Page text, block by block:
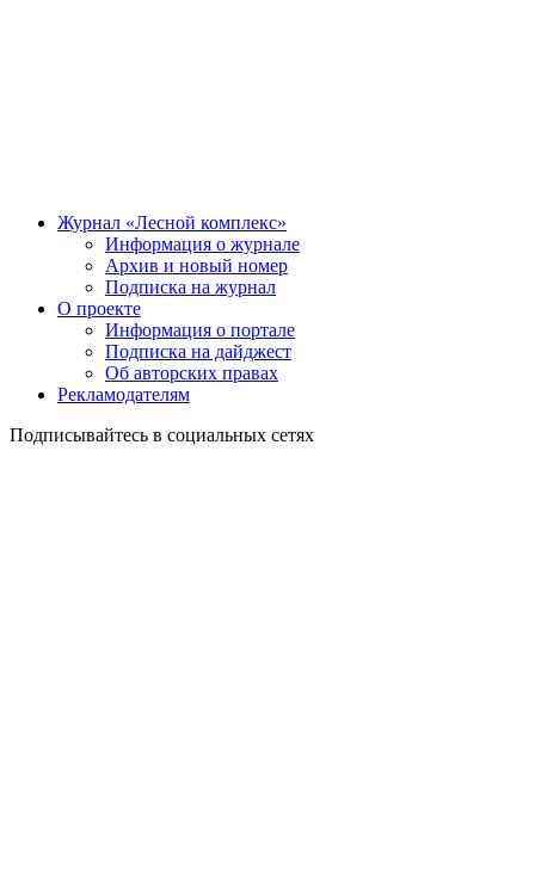
Журнал «Лесной комплекс»
Информация о журнале
Архив и новый номер
Подписка на журнал
О проекте
Информация о портале
Подписка на дайджест
Об авторских правах
Рекламодателям
Подписывайтесь в социальных сетях